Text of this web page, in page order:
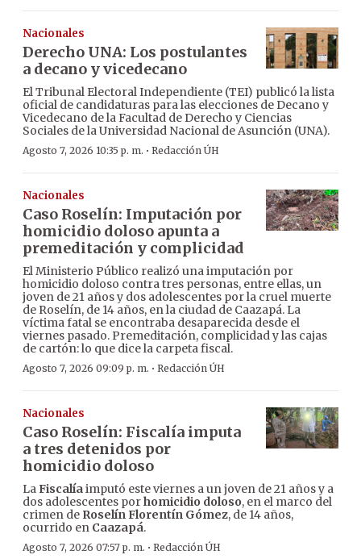
Nacionales
Derecho UNA: Los postulantes
a decano y vicedecano
El Tribunal Electoral Independiente (TEI) publicó la lista
oficial de candidaturas para las elecciones de Decano y
Vicedecano de la Facultad de Derecho y Ciencias
Sociales de la Universidad Nacional de Asunción (UNA).
Agosto 7, 2026 10:35 p. m. · Redacción ÚH
Nacionales
Caso Roselín: Imputación por
homicidio doloso apunta a
premeditación y complicidad
El Ministerio Público realizó una imputación por
homicidio doloso contra tres personas, entre ellas, un
joven de 21 años y dos adolescentes por la cruel muerte
de Roselín, de 14 años, en la ciudad de Caazapá. La
víctima fatal se encontraba desaparecida desde el
viernes pasado. Premeditación, complicidad y las cajas
de cartón: lo que dice la carpeta fiscal.
Agosto 7, 2026 09:09 p. m. · Redacción ÚH
Nacionales
Caso Roselín: Fiscalía imputa
a tres detenidos por
homicidio doloso
LaFiscalíaimputó este viernes a un joven de 21 años y a
dos adolescentes porhomicidio doloso, en el marco del
crimen de Roselín Florentín Gómez, de 14 años,
ocurrido en Caazapá.
Agosto 7, 2026 07:57 p. m. · Redacción ÚH